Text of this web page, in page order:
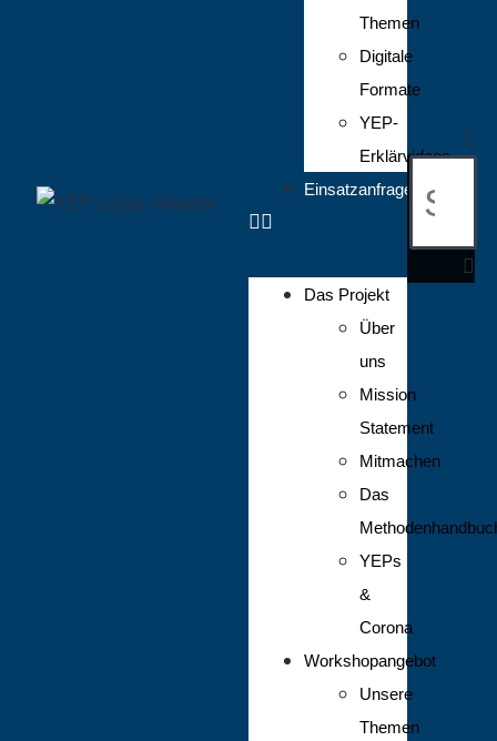
Themen
Digitale
Formate
YEP-
Erklärvideos
Einsatzanfrage
Das Projekt
Über
uns
Mission
Statement
Mitmachen
Das
YEPs
&
Corona
Workshopangebot
Unsere
Themen